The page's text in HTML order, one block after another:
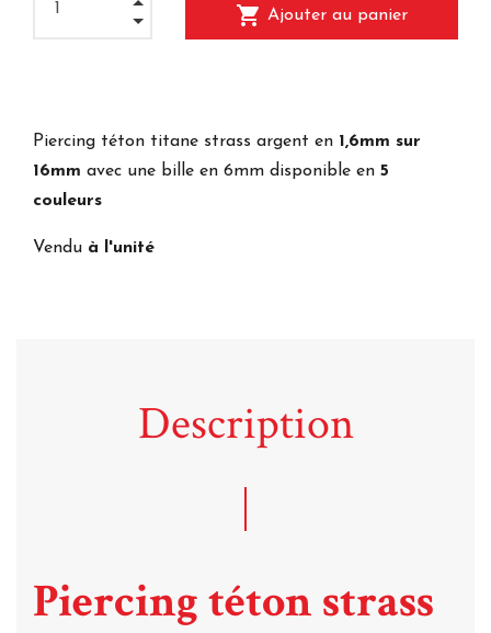
shopping_cart Ajouter au panier
Piercing téton titane strass argent en 1,6mm sur
16mm avec une bille en 6mm disponible en 5
couleurs
Vendu à l'unité
Description
Piercing téton strass